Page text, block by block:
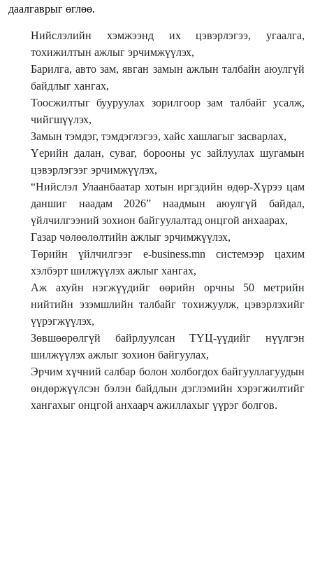
даалгаврыг өглөө.
Нийслэлийн хэмжээнд их цэвэрлэгээ, угаалга,
тохижилтын ажлыг эрчимжүүлэх,
Барилга, авто зам, явган замын ажлын талбайн аюулгүй
байдлыг хангах,
Тоосжилтыг бууруулах зорилгоор зам талбайг усалж,
чийгшүүлэх,
Замын тэмдэг, тэмдэглэгээ, хайс хашлагыг засварлах,
Үерийн далан, суваг, борооны ус зайлуулах шугамын
цэвэрлэгээг эрчимжүүлэх,
“Нийслэл Улаанбаатар хотын иргэдийн өдөр-Хүрээ цам
даншиг наадам 2026” наадмын аюулгүй байдал,
үйлчилгээний зохион байгуулалтад онцгой анхаарах,
Газар чөлөөлөлтийн ажлыг эрчимжүүлэх,
Төрийн үйлчилгээг e-business.mn системээр цахим
хэлбэрт шилжүүлэх ажлыг хангах,
Аж ахуйн нэгжүүдийг өөрийн орчны 50 метрийн
нийтийн эзэмшлийн талбайг тохижуулж, цэвэрлэхийг
үүрэгжүүлэх,
Зөвшөөрөлгүй байрлуулсан ТҮЦ-үүдийг нүүлгэн
шилжүүлэх ажлыг зохион байгуулах,
Эрчим хүчний салбар болон холбогдох байгууллагуудын
өндөржүүлсэн бэлэн байдлын дэглэмийн хэрэгжилтийг
хангахыг онцгой анхаарч ажиллахыг үүрэг болгов.